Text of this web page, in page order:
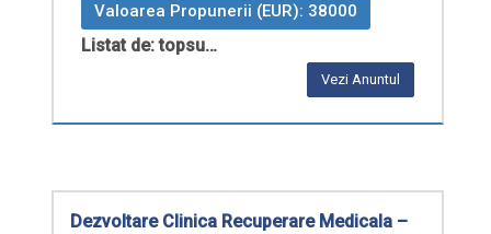
Valoarea Propunerii (EUR): 38000
Listat de: topsu…
Vezi Anuntul
Dezvoltare Clinica Recuperare Medicala –